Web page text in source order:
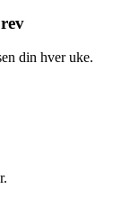
din hver uke.